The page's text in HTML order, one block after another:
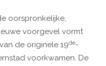
oorspronkelijke,
voorgevel vormt
de originele 19de-
voorkwamen. De